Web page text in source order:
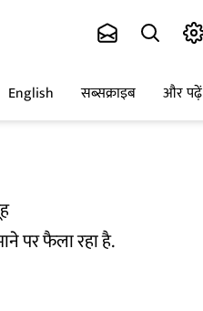
English सब्सक्राइब और पढ़ें
पर फैला रहा है.